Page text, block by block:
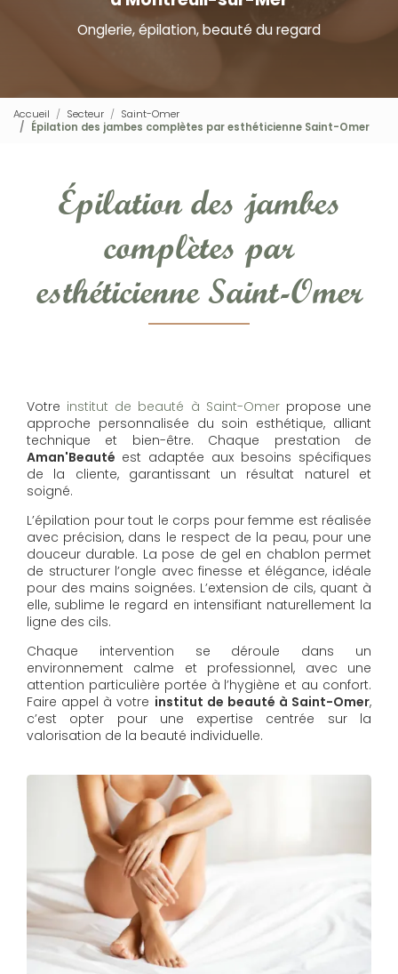
Onglerie, épilation, beauté du regard
Accueil Secteur
Saint-Omer
Épilation des jambes complètes par esthéticienne Saint-Omer
Épilation des jambes
complètes par
esthéticienne Saint-Omer
Votre institut de beauté à Saint-Omer propose une
approche personnalisée du soin esthétique, alliant
technique et bien-être. Chaque prestation de
Aman'Beauté est adaptée aux besoins spécifiques
de la cliente, garantissant un résultat naturel et
soigné.
L’épilation pour tout le corps pour femme est réalisée
avec précision, dans le respect de la peau, pour une
douceur durable. La pose de gel en chablon permet
de structurer l’ongle avec finesse et élégance, idéale
pour des mains soignées. L’extension de cils, quant à
elle, sublime le regard en intensifiant naturellement la
ligne des cils.
Chaque intervention se déroule dans un
environnement calme et professionnel, avec une
attention particulière portée à l’hygiène et au confort.
Faire appel à votre institut de beauté à Saint-Omer,
c’est opter pour une expertise centrée sur la
valorisation de la beauté individuelle.